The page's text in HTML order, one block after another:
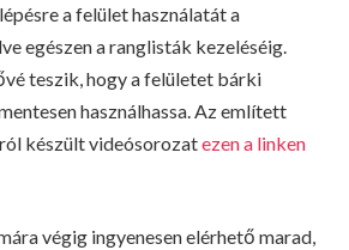
a felület használatát a
egészen a ranglisták kezeléséig.
teszik, hogy a felületet bárki
használhassa. Az említett
készült videósorozatezen a linken
végig ingyenesen elérhető marad,